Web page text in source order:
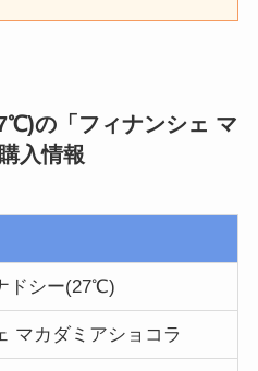
の「フィナンシェ マ
入情報
ドシー(27℃)
マカダミアショコラ